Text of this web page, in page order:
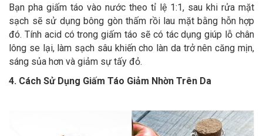
Bạn pha giấm táo vào nước theo tỉ lệ 1:1, sau khi rửa mặt
sạch sẽ sử dụng bông gòn thấm rồi lau mặt bằng hỗn hợp
đó. Tính acid có trong giấm táo sẽ có tác dụng giúp lỗ chân
lông se lại, làm sạch sâu khiến cho làn da trở nên căng mịn,
sáng sủa hơn và giảm sự tấy đỏ.
4. Cách Sử Dụng Giấm Táo Giảm Nhờn Trên Da